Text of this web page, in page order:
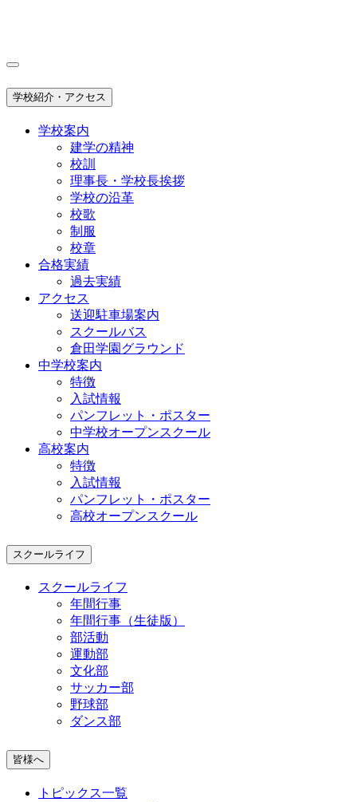
学校紹介・アクセス
学校案内
建学の精神
校訓
理事長・学校長挨拶
学校の沿革
校歌
制服
校章
合格実績
過去実績
アクセス
送迎駐車場案内
スクールバス
倉田学園グラウンド
中学校案内
特徴
入試情報
パンフレット・ポスター
中学校オープンスクール
高校案内
特徴
入試情報
パンフレット・ポスター
高校オープンスクール
スクールライフ
スクールライフ
年間行事
年間行事（生徒版）
部活動
運動部
文化部
サッカー部
野球部
ダンス部
皆様へ
トピックス一覧